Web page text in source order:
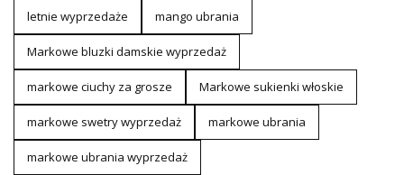
letnie wyprzedaże mango ubrania
Markowe bluzki damskie wyprzedaż
markowe ciuchy za grosze Markowe sukienki włoskie
markowe swetry wyprzedaż markowe ubrania
markowe ubrania wyprzedaż